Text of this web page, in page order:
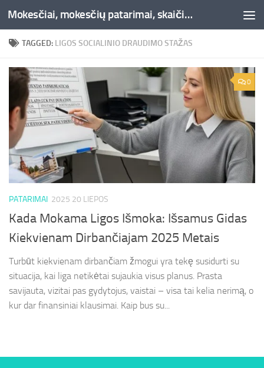
Skip to content Mokesčiai, mokesčių patarimai, skaičiuoklės, straipsniai -Liepaja.lt
TAGGED: LIGOS SOCIALINIO DRAUDIMO STAŽAS
0
PATARIMAI 2025 20 LIEPOS
Kada Mokama Ligos Išmoka: Išsamus Gidas
Kiekvienam Dirbančiajam 2025 Metais
Turbūt kiekvienam dirbančiam žmogui yra tekę susidurti su
situacija, kai liga netikėtai sujaukia visus planus. Prasta
savijauta, vizitai pas gydytojus, vaistai – visa tai kelia nerimą, o
kur dar finansiniai klausimai. Kaip bus su...